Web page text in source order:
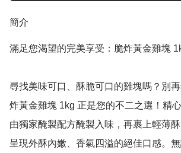
簡介
滿足您渴望的完美享受：脆炸黃金雞塊
尋找美味可口、酥脆可口的雞塊嗎？別
炸黃金雞塊 1kg 正是您的不二之選！精
由獨家醃製配方醃製入味，再裹上輕薄
呈現外酥內嫩、香氣四溢的絕佳口感。